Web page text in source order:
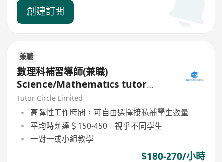
創建訂閱
兼職
數理科補習導師(兼職)
Science/Mathematics tutor
(Part Time)
Tutor Circle Limited
高彈性工作時間，可自由選擇接私補學生數量
平均時薪達＄150-450，視乎不同學生
一對一或小組教學
$180-270/小時